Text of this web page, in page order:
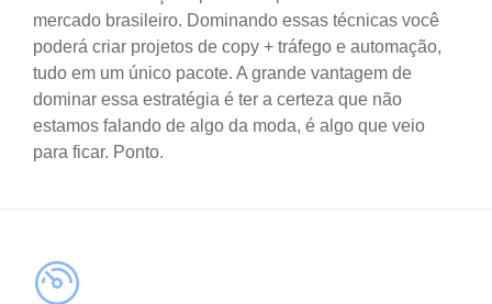
mercado brasileiro. Dominando essas técnicas você
poderá criar projetos de copy + tráfego e automação,
tudo em um único pacote. A grande vantagem de
dominar essa estratégia é ter a certeza que não
estamos falando de algo da moda, é algo que veio
para ficar. Ponto.